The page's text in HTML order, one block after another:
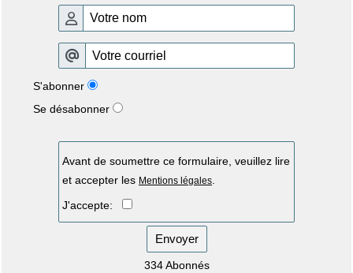
S'abonner
Se désabonner
Avant de soumettre ce formulaire, veuillez lire
et accepter les Mentions légales.
J'accepte:
Envoyer
334 Abonnés